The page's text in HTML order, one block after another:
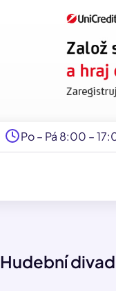
Po – Pá 8:00 –
Hudební